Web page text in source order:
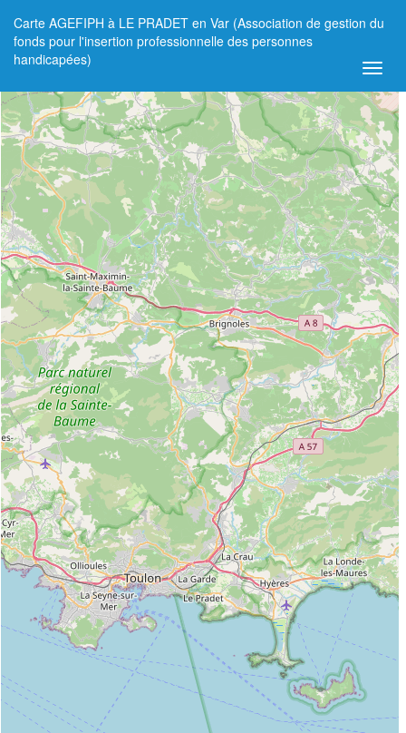
Carte AGEFIPH à LE PRADET en Var (Association de gestion du
fonds pour l'insertion professionnelle des personnes
handicapées)
+
−